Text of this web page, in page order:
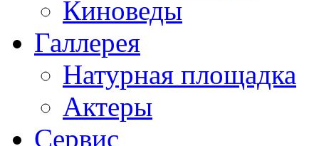
Киноведы
Галлерея
Натурная площадка
Актеры
Сервис